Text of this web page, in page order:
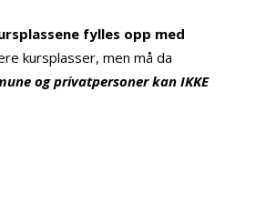
fylles opp med
kursplasser, men må da
og privatpersoner kan IKKE